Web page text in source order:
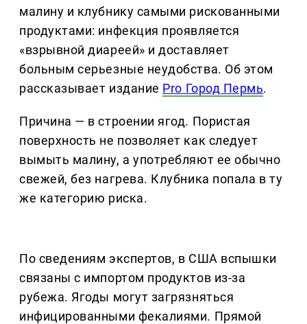
малину и клубнику самыми рискованными
продуктами: инфекция проявляется
«взрывной диареей» и доставляет
больным серьезные неудобства. Об этом
рассказывает издание Pro Город Пермь.
Причина — в строении ягод. Пористая
поверхность не позволяет как следует
вымыть малину, а употребляют ее обычно
свежей, без нагрева. Клубника попала в ту
же категорию риска.
По сведениям экспертов, в США вспышки
связаны с импортом продуктов из-за
рубежа. Ягоды могут загрязняться
инфицированными фекалиями. Прямой